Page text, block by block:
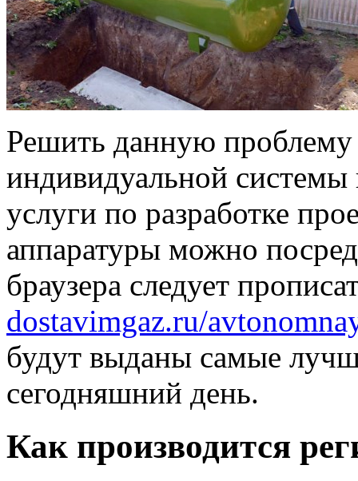
Решить данную проблему
индивидуальной
услуги по разработке
аппаратуры можно
браузера следует
dostavimgaz.ru/
будут выданы самые
сегодняшний день.
Как производится